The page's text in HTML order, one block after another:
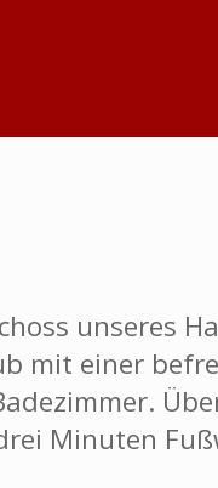
unseres
mit einer
Minuten